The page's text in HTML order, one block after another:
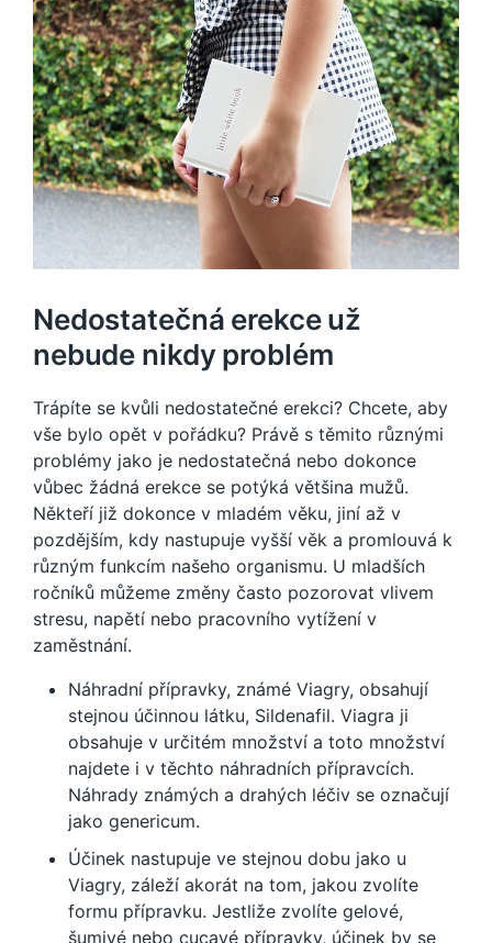
Nedostatečná erekce už
nebude nikdy problém
Trápíte se kvůli nedostatečné erekci? Chcete, aby
vše bylo opět v pořádku? Právě s těmito různými
problémy jako je nedostatečná nebo dokonce
vůbec žádná erekce se potýká většina mužů.
Někteří již dokonce v mladém věku, jiní až v
pozdějším, kdy nastupuje vyšší věk a promlouvá k
různým funkcím našeho organismu. U mladších
ročníků můžeme změny často pozorovat vlivem
stresu, napětí nebo pracovního vytížení v
zaměstnání.
Náhradní přípravky, známé Viagry, obsahují
stejnou účinnou látku, Sildenafil. Viagra ji
obsahuje v určitém množství a toto množství
najdete i v těchto náhradních přípravcích.
Náhrady známých a drahých léčiv se označují
jako genericum.
Účinek nastupuje ve stejnou dobu jako u
Viagry, záleží akorát na tom, jakou zvolíte
formu přípravku. Jestliže zvolíte gelové,
šumivé nebo cucavé přípravky, účinek by se